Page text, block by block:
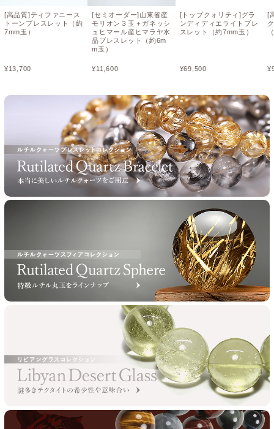
[高品質]ティファニース
トーンブレスレット（約
7mm玉）
¥13,700
[セミオーダー]山東省産
モリオン３玉＋ガネッシ
ュヒマール産ヒマラヤ水
晶ブレスレット（約6m
m玉）
¥11,600
[トップクォリティ]グラ
ンディディエライトブレ
スレット（約7mm玉）
¥69,500
[
¥